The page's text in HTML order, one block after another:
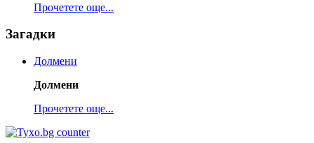
Прочетете още...
Загадки
Долмени
Долмени
Прочетете още...